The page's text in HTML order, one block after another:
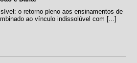
o retorno pleno aos ensinamentos de
ao vínculo indissolúvel com [...]